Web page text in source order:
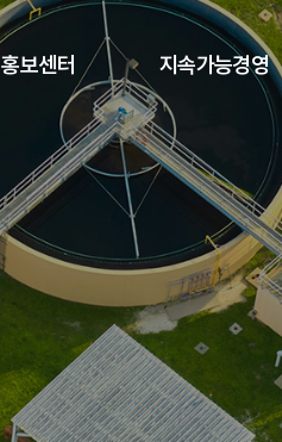
홍보센터
공지사항
카다로그
온라인 문의
지속가능경영
안전우선경영
열린 상하수도 자료실